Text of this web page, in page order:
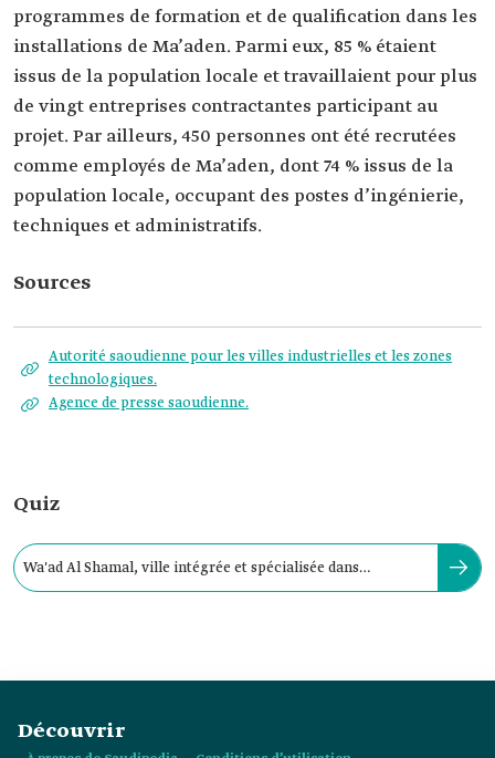
programmes de formation et de qualification dans les
installations de Ma’aden. Parmi eux, 85 % étaient
issus de la population locale et travaillaient pour plus
de vingt entreprises contractantes participant au
projet. Par ailleurs, 450 personnes ont été recrutées
comme employés de Ma’aden, dont 74 % issus de la
population locale, occupant des postes d’ingénierie,
techniques et administratifs.
Sources
Autorité saoudienne pour les villes industrielles et les zones
technologiques.
Agence de presse saoudienne.
Quiz
Wa'ad Al Shamal, ville intégrée et spécialisée dans
Découvrir